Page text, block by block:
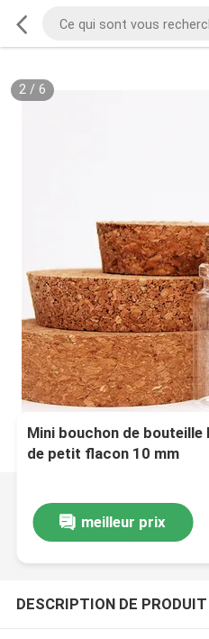
2/ 6
Mini bouchon de bouteille
de petit flacon 10 mm
meilleur prix
DESCRIPTION DE PRODUIT